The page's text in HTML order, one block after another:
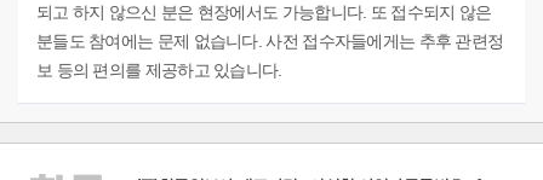
되고 하지 않으신 분은 현장에서도 가능합니다. 또 접수되지 않은
분들도 참여에는 문제 없습니다. 사전 접수자들에게는 추후 관련정
보 등의 편의를 제공하고 있습니다.